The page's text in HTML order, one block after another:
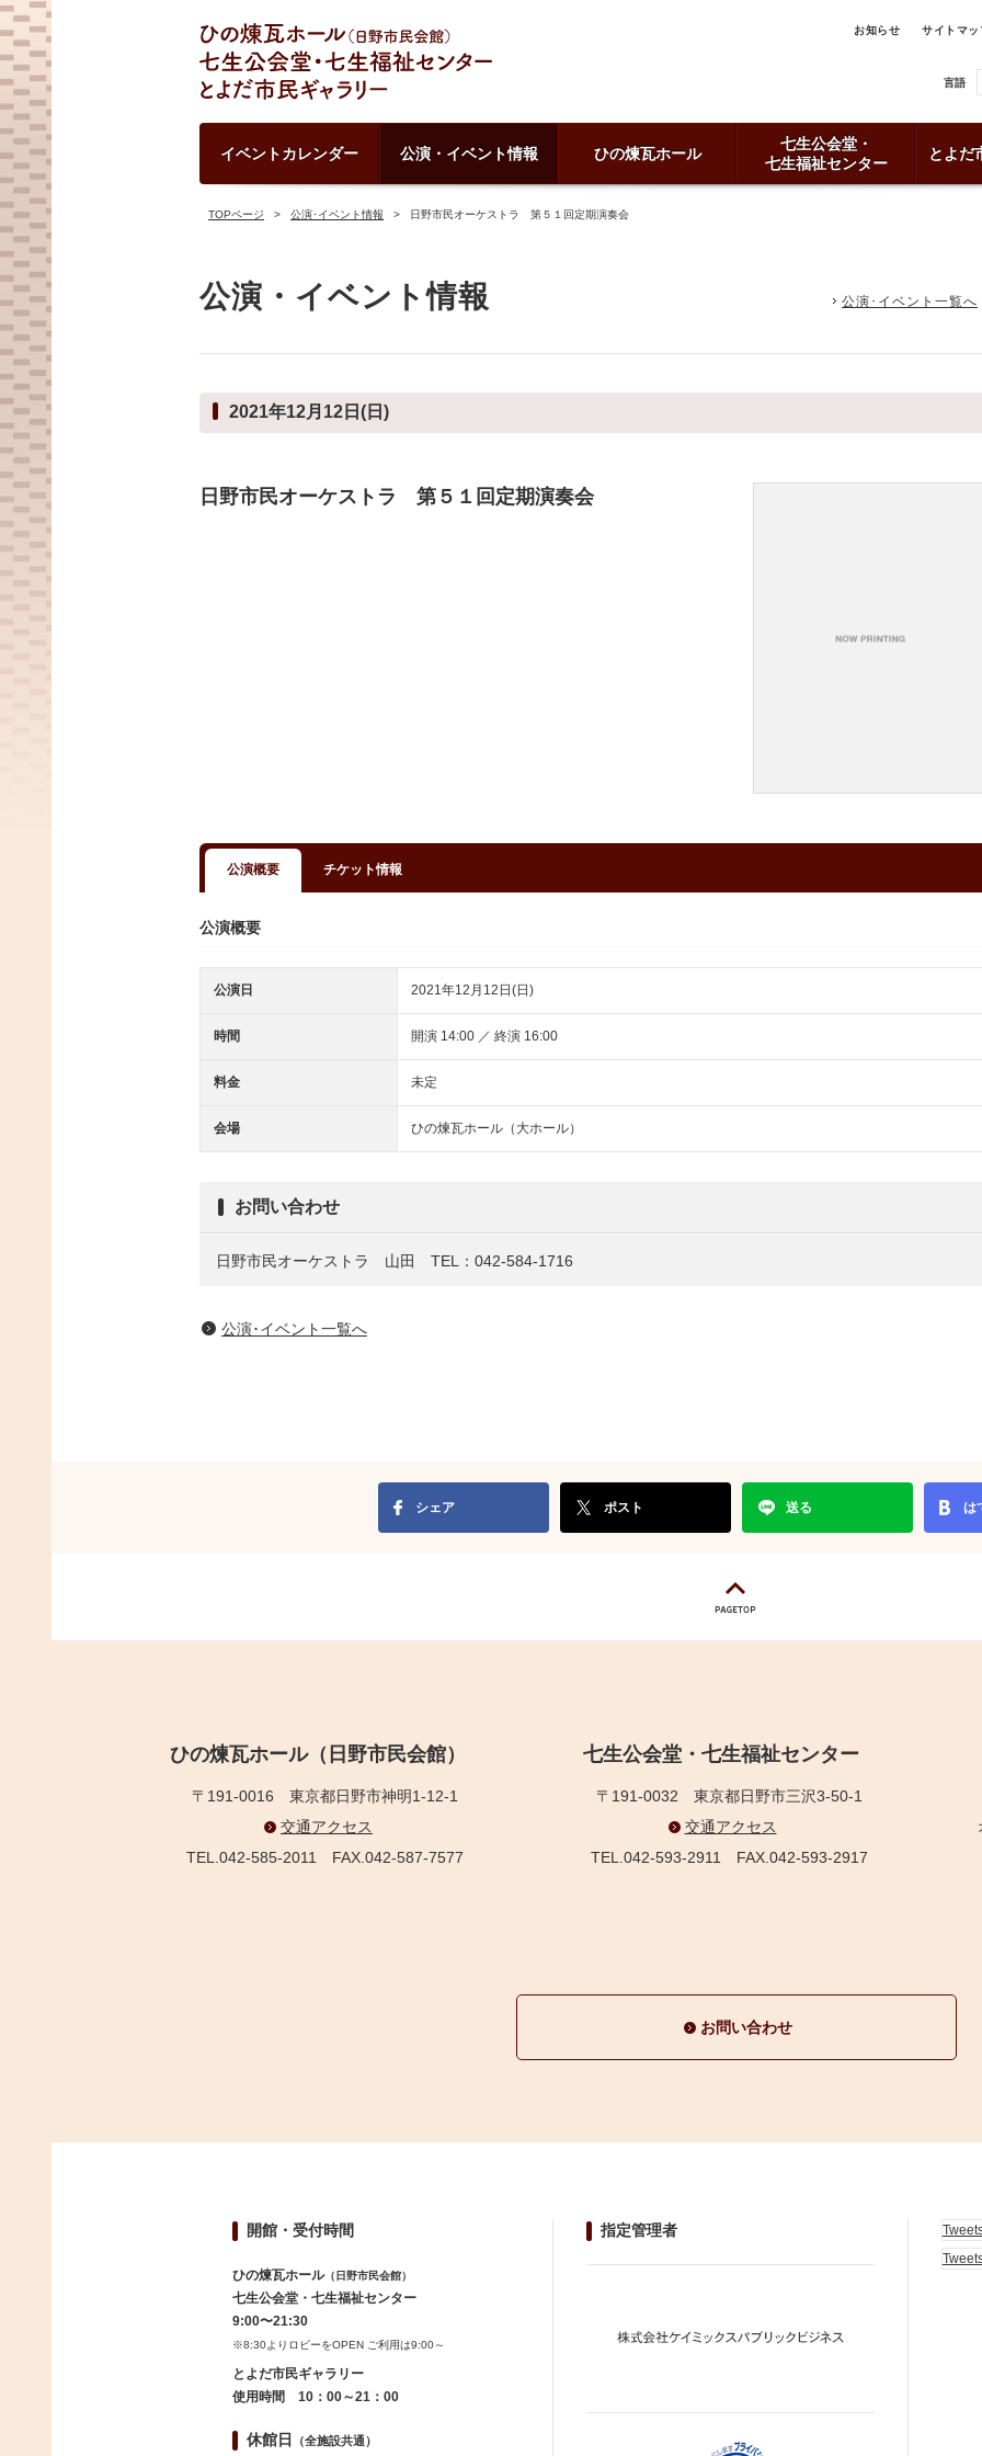
お知らせ サイトマッ
言語
イベントカレンダー 公演・イベント情報 ひの煉瓦ホール
七生公会堂・
七生福祉センター
とよだ
TOPページ 公演･イベント情報 日野市民オーケストラ 第５１回定期演奏会
公演・イベント情報 公演･イベント一覧へ
2021年12月12日(日)
日野市民オーケストラ 第５１回定期演奏会
公演概要 チケット情報
公演概要
公演日 2021年12月12日(日)
時間 開演 14:00 ／ 終演 16:00
料金 未定
会場 ひの煉瓦ホール（大ホール）
お問い合わせ
日野市民オーケストラ 山田 TEL：042-584-1716
公演･イベント一覧へ
シェア ポスト 送る は
ひの煉瓦ホール（日野市民会館）
〒191-0016 東京都日野市神明1-12-1
交通アクセス
TEL.042-585-2011 FAX.042-587-7577
七生公会堂・七生福祉センター
〒191-0032 東京都日野市三沢3-50-1
交通アクセス
TEL.042-593-2911 FAX.042-593-2917
お問い合わせ
開館・受付時間
ひの煉瓦ホール（日野市民会館）
七生公会堂・七生福祉センター
9:00〜21:30
※8:30よりロビーをOPEN ご利用は9:00～
とよだ市民ギャラリー
使用時間 10：00～21：00
休館日 （全施設共通）
指定管理者